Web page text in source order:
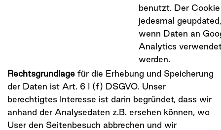
benutzt. Der
jedesmal geupdated,
wenn Daten an
Analytics
werden.
Rechtsgrundlage für die Erhebung und Speicherung
der Daten ist Art. 6 I (f) DSGVO. Unser
berechtigtes Interesse ist darin begründet, dass wir
anhand der Analysedaten z.B. ersehen können, wo
User den Seitenbesuch abbrechen und wir